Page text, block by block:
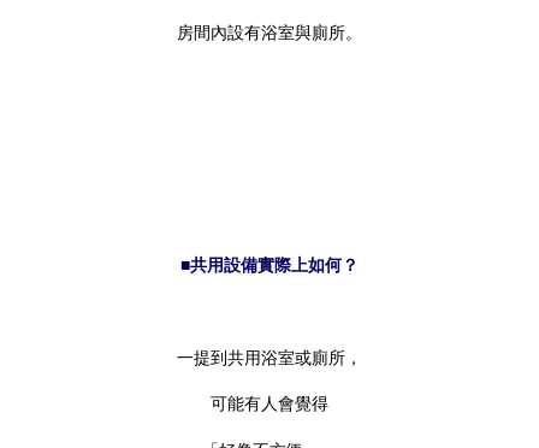
房間內設有浴室與廁所。
■共用設備實際上如何？
一提到共用浴室或廁所，
可能有人會覺得